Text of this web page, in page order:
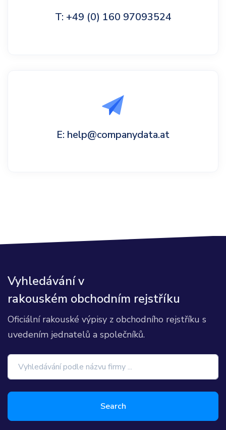
T: +49 (0) 160 97093524
E: help@companydata.at
Vyhledávání v
rakouském obchodním rejstříku
Oficiální rakouské výpisy z obchodního rejstříku s
uvedením jednatelů a společníků.
Search